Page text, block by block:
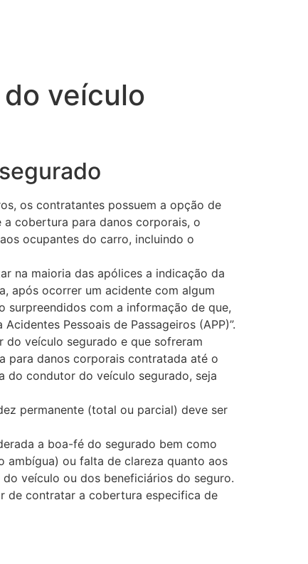
veículo
os contratantes possuem a opção de
cobertura para danos corporais, o
ocupantes do carro, incluindo o
na maioria das apólices a indicação da
após ocorrer um acidente com algum
com a informação de que,
Pessoais de Passageiros (APP)”.
veículo segurado e que sofreram
para danos corporais contratada até o
do condutor do veículo segurado, seja
permanente (total ou parcial) deve ser
a boa-fé do segurado bem como
ambígua) ou falta de clareza quanto aos
veículo ou dos beneficiários do seguro.
de contratar a cobertura especifica de